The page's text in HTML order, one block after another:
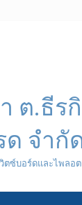
ต.ธีร
ด จำกั
ซ์บอร์ดและไพลอ